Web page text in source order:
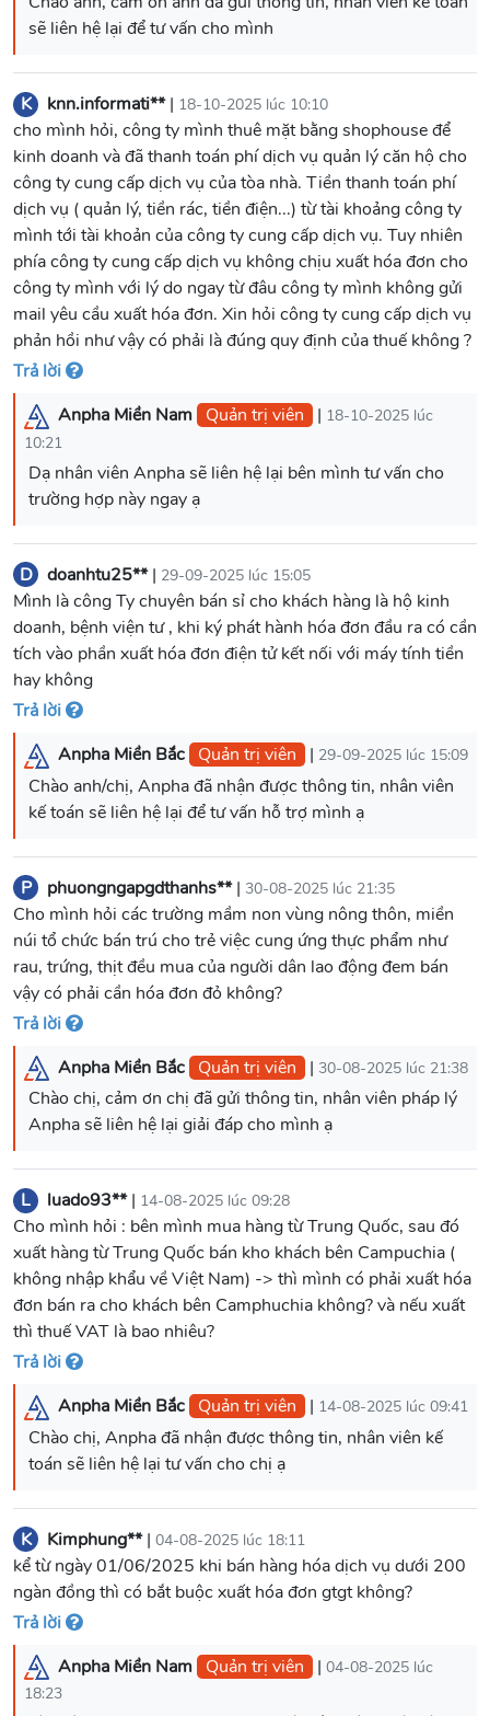
sẽ liên hệ lại để tư vấn cho mình
K knn.informati**| 18-10-2025 lúc 10:10
cho mình hỏi, công ty mình thuê mặt bằng shophouse để
kinh doanh và đã thanh toán phí dịch vụ quản lý căn hộ cho
công ty cung cấp dịch vụ của tòa nhà. Tiền thanh toán phí
dịch vụ ( quản lý, tiền rác, tiền điện...) từ tài khoảng công ty
mình tới tài khoản của công ty cung cấp dịch vụ. Tuy nhiên
phía công ty cung cấp dịch vụ không chịu xuất hóa đơn cho
công ty mình với lý do ngay từ đâu công ty mình không gửi
mail yêu cầu xuất hóa đơn. Xin hỏi công ty cung cấp dịch vụ
phản hồi như vậy có phải là đúng quy định của thuế không ?
Trả lời
Anpha Miền Nam Quản trị viên | 18-10-2025 lúc
10:21
Dạ nhân viên Anpha sẽ liên hệ lại bên mình tư vấn cho
D doanhtu25**| 29-09-2025 lúc 15:05
Mình là công Ty chuyên bán sỉ cho khách hàng là hộ kinh
doanh, bệnh viện tư , khi ký phát hành hóa đơn đầu ra có cần
tích vào phần xuất hóa đơn điện tử kết nối với máy tính tiền
hay không
Trả lời
Anpha Miền Bắc Quản trị viên | 29-09-2025 lúc 15:09
Chào anh/chị, Anpha đã nhận được thông tin, nhân viên
P phuongngapgdthanhs**| 30-08-2025 lúc 21:35
Cho mình hỏi các trường mầm non vùng nông thôn, miền
núi tổ chức bán trú cho trẻ việc cung ứng thực phẩm như
rau, trứng, thịt đều mua của người dân lao động đem bán
vậy có phải cần hóa đơn đỏ không?
Trả lời
Anpha Miền Bắc Quản trị viên | 30-08-2025 lúc 21:38
Chào chị, cảm ơn chị đã gửi thông tin, nhân viên pháp lý
Anpha sẽ liên hệ lại giải đáp cho mình ạ
L luado93**| 14-08-2025 lúc 09:28
Cho mình hỏi : bên mình mua hàng từ Trung Quốc, sau đó
xuất hàng từ Trung Quốc bán kho khách bên Campuchia (
không nhập khẩu về Việt Nam) -> thì mình có phải xuất hóa
đơn bán ra cho khách bên Camphuchia không? và nếu xuất
thì thuế VAT là bao nhiêu?
Trả lời
Anpha Miền Bắc Quản trị viên | 14-08-2025 lúc 09:41
Chào chị, Anpha đã nhận được thông tin, nhân viên kế
toán sẽ liên hệ lại tư vấn cho chị ạ
K Kimphung**| 04-08-2025 lúc 18:11
kể từ ngày 01/06/2025 khi bán hàng hóa dịch vụ dưới 200
ngàn đồng thì có bắt buộc xuất hóa đơn gtgt không?
Trả lời
Anpha Miền Nam Quản trị viên | 04-08-2025 lúc
18:23